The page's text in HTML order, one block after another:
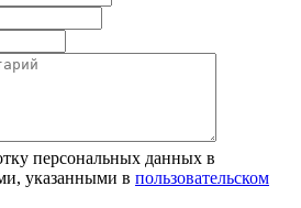
персональных данных в
указанными в пользовательском